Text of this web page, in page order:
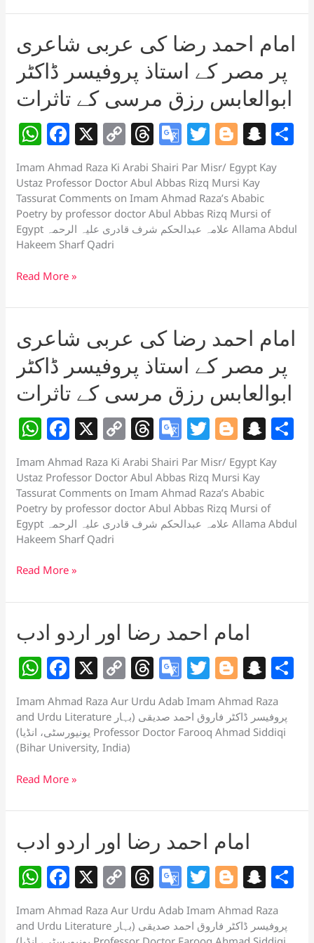
p o
k
k a
n
sl
at
e
at
رضا
زبانِ
عربی
امام احمد رضا کی عربی شاعری
پر مصر کے استاذ پروفیسر ڈاکٹر
ابوالعابس رزق مرسی کے تاثرات
W
h
at
s
A
p
p
F
a
c
e
b
o
o
X C
o
p
y
Li
T
h
re
a
d
s
G
o
o
gl
e
sl
at
e
T
w
itt
er
Bl
g
g
er
S
a
p
c
Imam Ahmad Raza Ki Arabi Shairi Par Misr/ Egypt Kay
Ustaz Professor Doctor Abul Abbas Rizq Mursi Kay
Tassurat Comments on Imam Ahmad Raza’s Ababic
Poetry by professor doctor Abul Abbas Rizq Mursi of
Egypt علامہ عبدالحکم شرف قادری علیہ الرحمہ Allama Abdul
Hakeem Sharf Qadri
امام
رضا
عربی
شاعری
پر
مصر
کے
پروفیسر
ڈاکٹر
ابوالعابس
رزق
مرسی
کے
تاثرات
Read More »
امام احمد رضا کی عربی شاعری
پر مصر کے استاذ پروفیسر ڈاکٹر
ابوالعابس رزق مرسی کے تاثرات
W
h
at
s
A
p
p
F
a
c
e
b
o
o
X C
o
p
y
Li
T
h
re
a
d
s
G
o
o
gl
e
sl
at
e
T
w
itt
er
Bl
o
g
g
er
S
n
a
c
Imam Ahmad Raza Ki Arabi Shairi Par Misr/ Egypt Kay
Ustaz Professor Doctor Abul Abbas Rizq Mursi Kay
Tassurat Comments on Imam Ahmad Raza’s Ababic
Poetry by professor doctor Abul Abbas Rizq Mursi of
Egypt علامہ عبدالحکم شرف قادری علیہ الرحمہ Allama Abdul
Hakeem Sharf Qadri
امام
رضا
عربی
شاعری
پر
مصر
استاذ
پروفیسر
ڈاکٹر
ابوالعابس
مرسی
Read More »
امام احمد رضا اور اردو ادب
W
h
at
s
A
p
p
F
a
c
e
b
o
o
X C
o
p
y
Li
k
T
h
re
a
G
o
o
gl
a
sl
at
e
T
w
itt
er
Bl
o
g
g
S
a
p
at
Imam Ahmad Raza Aur Urdu Adab Imam Ahmad Raza
and Urdu Literature پروفیسر ڈاکٹر فاروق احمد صدیقی (بہار
یونیورسٹی، انڈیا) Professor Doctor Farooq Ahmad Siddiqi
(Bihar University, India)
امام
رضا
اردو
ادب
Read More »
امام احمد رضا اور اردو ادب
W
h
at
F
a
c
X C
o
p
T
h
re
G
o
o
T
w
itt
Bl
o
g
S
n
a
Imam Ahmad Raza Aur Urdu Adab Imam Ahmad Raza
and Urdu Literature پروفیسر ڈاکٹر فاروق احمد صدیقی (بہار